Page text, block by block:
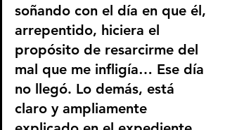
soñando con el día en que él,
arrepentido, hiciera el
propósito de resarcirme del
mal que me infligía… Ese día
no llegó. Lo demás, está
claro y ampliamente